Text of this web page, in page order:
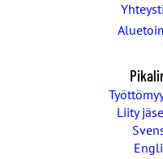
Liity